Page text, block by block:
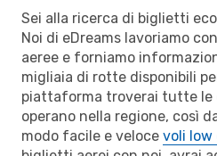
Sei alla ricerca di biglietti
Noi di eDreams lavoriamo
aeree e forniamo
migliaia di rotte disponibili
piattaforma troverai tutte le
operano nella regione, così
modo facile e veloce voli low